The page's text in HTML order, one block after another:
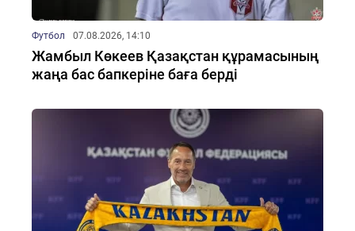
Футбол 07.08.2026, 14:10
Жамбыл Көкеев Қазақстан құрамасының
жаңа бас бапкеріне баға берді